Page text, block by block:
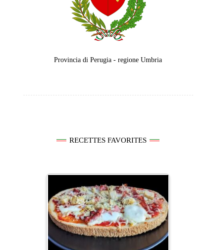
Provincia di Perugia - regione Umbria
RECETTES FAVORITES